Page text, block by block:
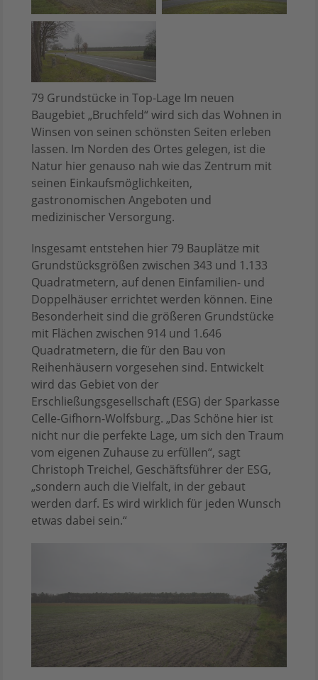
79 Grundstücke in Top-Lage Im neuen
Baugebiet „Bruchfeld“ wird sich das Wohnen in
Winsen von seinen schönsten Seiten erleben
lassen. Im Norden des Ortes gelegen, ist die
Natur hier genauso nah wie das Zentrum mit
seinen Einkaufsmöglichkeiten,
gastronomischen Angeboten und
medizinischer Versorgung.
Insgesamt entstehen hier 79 Bauplätze mit
Grundstücksgrößen zwischen 343 und 1.133
Quadratmetern, auf denen Einfamilien- und
Doppelhäuser errichtet werden können. Eine
Besonderheit sind die größeren Grundstücke
mit Flächen zwischen 914 und 1.646
Quadratmetern, die für den Bau von
Reihenhäusern vorgesehen sind. Entwickelt
wird das Gebiet von der
Erschließungsgesellschaft (ESG) der Sparkasse
Celle-Gifhorn-Wolfsburg. „Das Schöne hier ist
nicht nur die perfekte Lage, um sich den Traum
vom eigenen Zuhause zu erfüllen“, sagt
Christoph Treichel, Geschäftsführer der ESG,
„sondern auch die Vielfalt, in der gebaut
werden darf. Es wird wirklich für jeden Wunsch
etwas dabei sein.“